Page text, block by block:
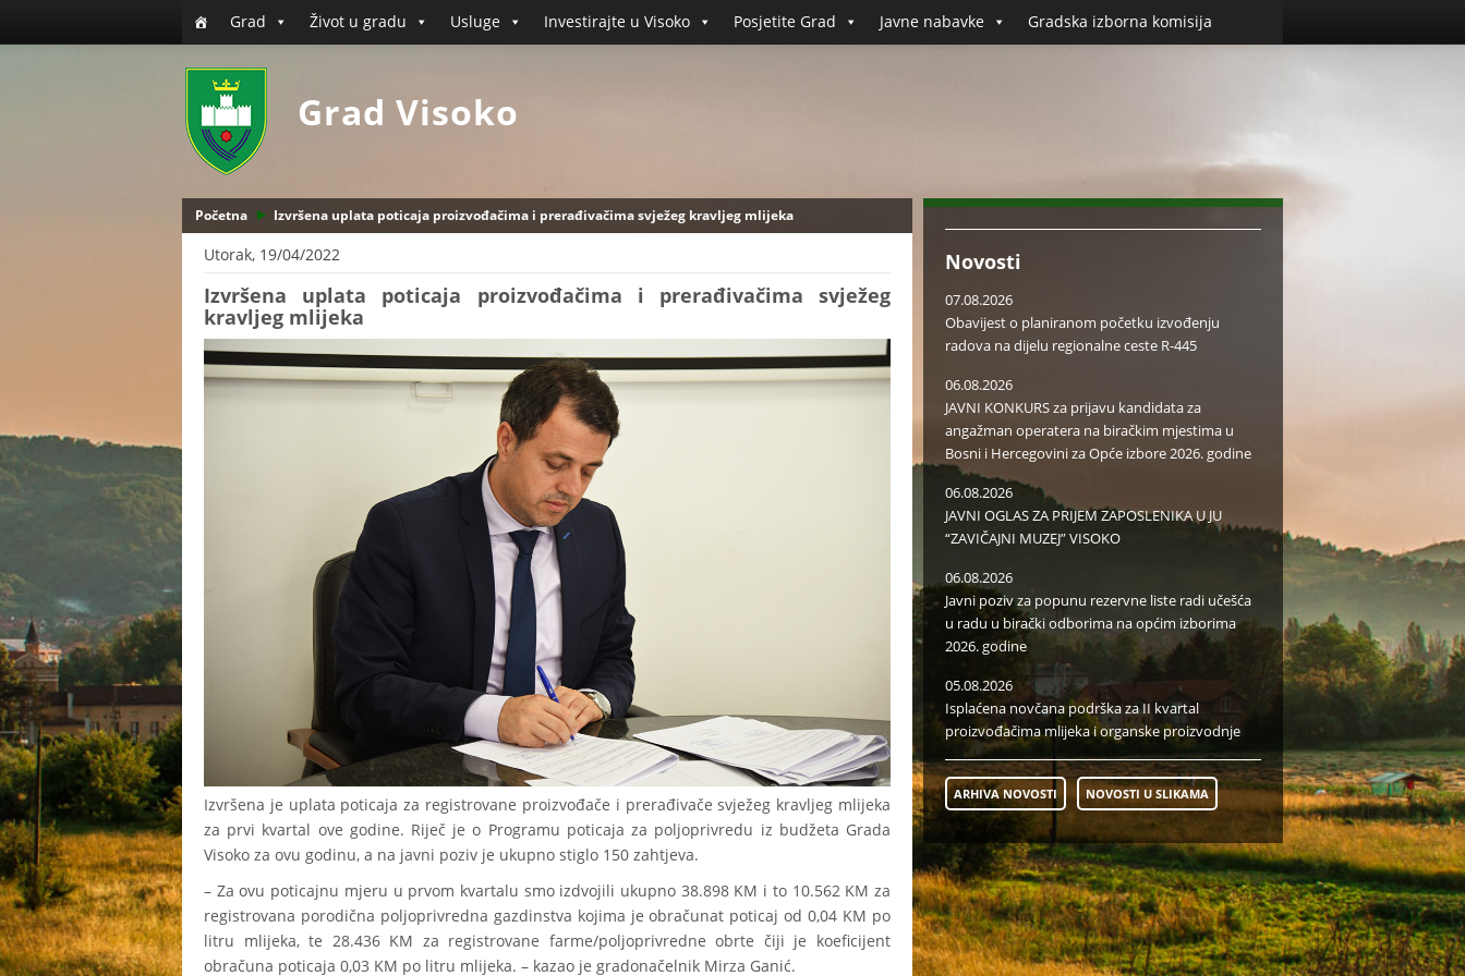
Grad Život u gradu Usluge Investirajte u Visoko Posjetite Grad Javne nabavke Gradska izborna komisija
Grad Visoko
Početna Izvršena uplata poticaja proizvođačima i prerađivačima svježeg kravljeg mlijeka
Utorak, 19/04/2022
Izvršena uplata poticaja proizvođačima i prerađivačima svježeg
kravljeg mlijeka
Izvršena je uplata poticaja za registrovane proizvođače i prerađivače svježeg kravljeg mlijeka
za prvi kvartal ove godine. Riječ je o Programu poticaja za poljoprivredu iz budžeta Grada
Visoko za ovu godinu, a na javni poziv je ukupno stiglo 150 zahtjeva.
– Za ovu poticajnu mjeru u prvom kvartalu smo izdvojili ukupno 38.898 KM i to 10.562 KM za
registrovana porodična poljoprivredna gazdinstva kojima je obračunat poticaj od 0,04 KM po
litru mlijeka, te 28.436 KM za registrovane farme/poljoprivredne obrte čiji je koeficijent
obračuna poticaja 0,03 KM po litru mlijeka. – kazao je gradonačelnik Mirza Ganić.
Novosti
07.08.2026
Obavijest o planiranom početku izvođenju
radova na dijelu regionalne ceste R-445
06.08.2026
JAVNI KONKURS za prijavu kandidata za
angažman operatera na biračkim mjestima u
Bosni i Hercegovini za Opće izbore 2026. godine
06.08.2026
JAVNI OGLAS ZA PRIJEM ZAPOSLENIKA U JU
“ZAVIČAJNI MUZEJ” VISOKO
06.08.2026
Javni poziv za popunu rezervne liste radi učešća
u radu u birački odborima na općim izborima
2026. godine
05.08.2026
Isplaćena novčana podrška za II kvartal
proizvođačima mlijeka i organske proizvodnje
ARHIVA NOVOSTI NOVOSTI U SLIKAMA